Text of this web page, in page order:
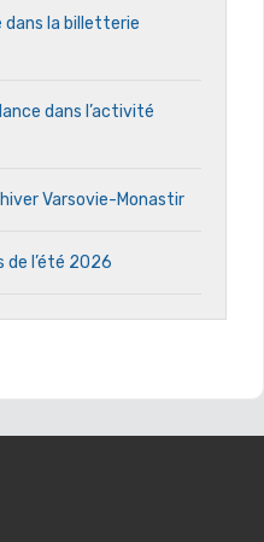
dans la billetterie
dans l’activité
Varsovie-Monastir
de l’été 2026